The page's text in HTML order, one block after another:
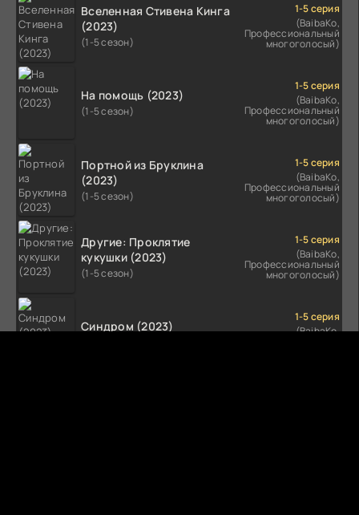
Вселенная Стивена Кинга
(2023)
(1-5 сезон)
1-5 серия
(BaibaKo,
Профессиональный
многоголосый)
На помощь (2023)
(1-5 сезон)
1-5 серия
(BaibaKo,
Профессиональный
многоголосый)
Портной из Бруклина
(2023)
(1-5 сезон)
1-5 серия
(BaibaKo,
Профессиональный
многоголосый)
Другие: Проклятие
кукушки (2023)
(1-5 сезон)
1-5 серия
(BaibaKo,
Профессиональный
многоголосый)
Синдром (2023)
1-5 серия
(BaibaKo,